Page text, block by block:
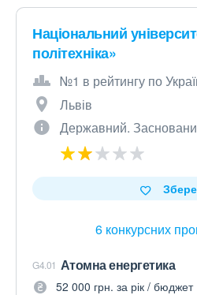
Національний
політехніка»
№1 в рейтингу по
Львів
Державний.
6 конкурсних
G4.01 Атомна енергетика
52 000 грн. за рік / бюджет